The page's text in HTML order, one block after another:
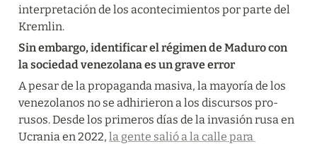
interpretación de los acontecimientos por parte del
Kremlin.
Sin embargo, identificar el régimen de Maduro con
la sociedad venezolana es un grave error
A pesar de la propaganda masiva, la mayoría de los
venezolanos no se adhirieron a los discursos pro-
rusos. Desde los primeros días de la invasión rusa en
Ucrania en 2022, la gente salió a la calle para